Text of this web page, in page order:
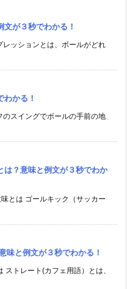
文が３秒でわかる！
レッションとは、ボールがどれ
わかる！
のスイングでボールの手前の地
は？意味と例文が３秒でわか
とは ゴールキック（サッカー
味と例文が３秒でわかる！
ストレート(カフェ用語）とは、